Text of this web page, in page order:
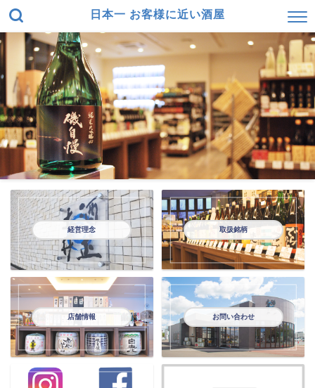
日本一 お客様に近い酒屋
経営理念 取扱銘柄
店舗情報 お問い合わせ